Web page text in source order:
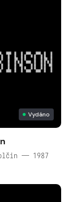
Vydáno
— 1987